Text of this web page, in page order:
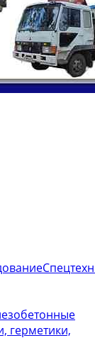
герметики,